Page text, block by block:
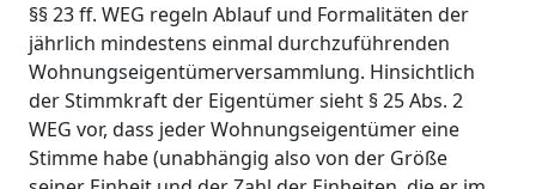
§§ 23 ff. WEG regeln Ablauf und Formalitäten der
jährlich mindestens einmal durchzuführenden
Wohnungseigentümerversammlung. Hinsichtlich
der Stimmkraft der Eigentümer sieht § 25 Abs. 2
WEG vor, dass jeder Wohnungseigentümer eine
Stimme habe (unabhängig also von der Größe